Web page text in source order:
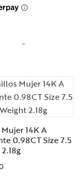
-
14K A
0.98CT Size 7.5